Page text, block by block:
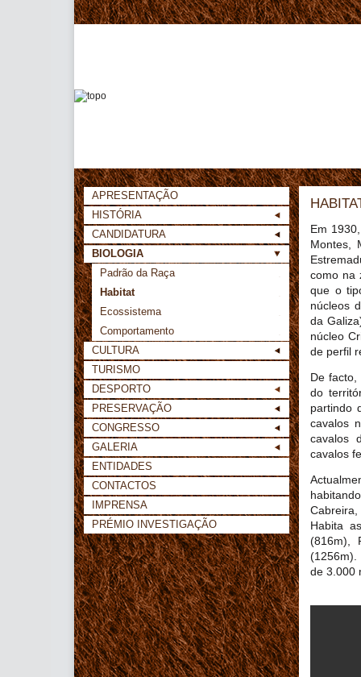
APRESENTAÇÃO
HISTÓRIA
CANDIDATURA
BIOLOGIA
Padrão da Raça
Habitat
Ecossistema
Comportamento
CULTURA
TURISMO
DESPORTO
PRESERVAÇÃO
CONGRESSO
GALERIA
ENTIDADES
CONTACTOS
IMPRENSA
PRÉMIO INVESTIGAÇÃO
Em
Montes,
como na
que o
núcleos
da
núcleo
de perfil
De
do
partindo
cavalos
cavalos
cavalos
Cabreira,
Habita
(816m),
(1256m).
de 3.000